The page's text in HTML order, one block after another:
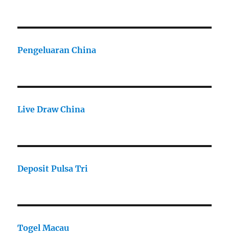
Pengeluaran China
Live Draw China
Deposit Pulsa Tri
Togel Macau